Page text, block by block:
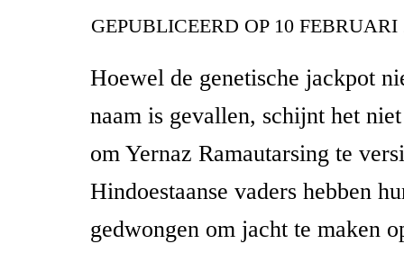
GEPUBLICEERD OP 10 FEBRUARI
Hoewel de genetische jackpot
naam is gevallen, schijnt het
om Yernaz Ramautarsing te
Hindoestaanse vaders hebben
gedwongen om jacht te maken